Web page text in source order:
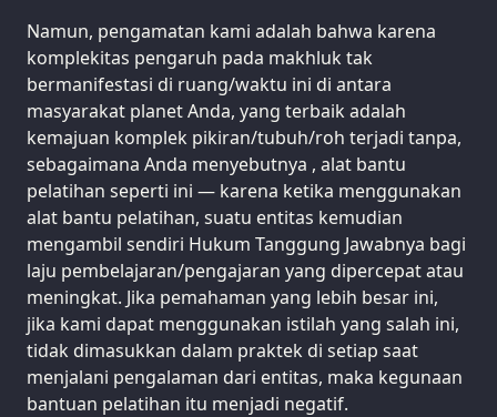
Namun, pengamatan kami adalah bahwa karena
komplekitas pengaruh pada makhluk tak
bermanifestasi di ruang/waktu ini di antara
masyarakat planet Anda, yang terbaik adalah
kemajuan komplek pikiran/tubuh/roh terjadi tanpa,
sebagaimana Anda menyebutnya , alat bantu
pelatihan seperti ini — karena ketika menggunakan
alat bantu pelatihan, suatu entitas kemudian
mengambil sendiri Hukum Tanggung Jawabnya bagi
laju pembelajaran/pengajaran yang dipercepat atau
meningkat. Jika pemahaman yang lebih besar ini,
jika kami dapat menggunakan istilah yang salah ini,
tidak dimasukkan dalam praktek di setiap saat
menjalani pengalaman dari entitas, maka kegunaan
bantuan pelatihan itu menjadi negatif.